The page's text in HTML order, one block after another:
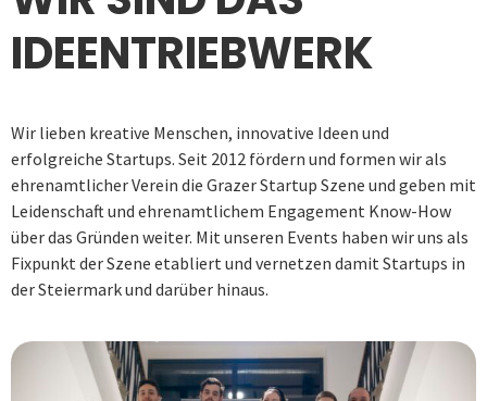
IDEENTRIEBWERK
Wir lieben kreative Menschen, innovative Ideen und
erfolgreiche Startups. Seit 2012 fördern und formen wir als
ehrenamtlicher Verein die Grazer Startup Szene und geben mit
Leidenschaft und ehrenamtlichem Engagement Know-How
über das Gründen weiter. Mit unseren Events haben wir uns als
Fixpunkt der Szene etabliert und vernetzen damit Startups in
der Steiermark und darüber hinaus.